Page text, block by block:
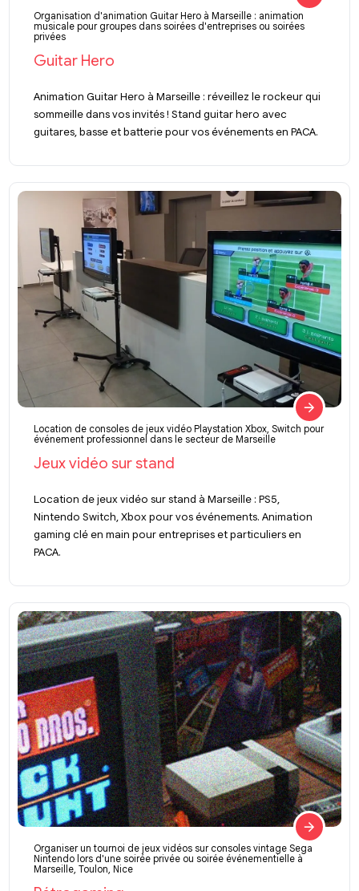
Organisation d'animation Guitar Hero à Marseille : animation
musicale pour groupes dans soirées d'entreprises ou soirées
privées
Guitar Hero
Animation Guitar Hero à Marseille : réveillez le rockeur qui
sommeille dans vos invités ! Stand guitar hero avec
guitares, basse et batterie pour vos événements en PACA.
Location de consoles de jeux vidéo Playstation Xbox, Switch pour
événement professionnel dans le secteur de Marseille
Jeux vidéo sur stand
Location de jeux vidéo sur stand à Marseille : PS5,
Nintendo Switch, Xbox pour vos événements. Animation
gaming clé en main pour entreprises et particuliers en
PACA.
Organiser un tournoi de jeux vidéos sur consoles vintage Sega
Nintendo lors d'une soirée privée ou soirée événementielle à
Marseille, Toulon, Nice